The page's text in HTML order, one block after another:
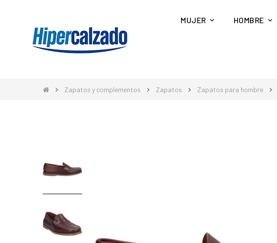
MUJER HOMBRE
Zapatos y complementos Zapatos Zapatos para hombre